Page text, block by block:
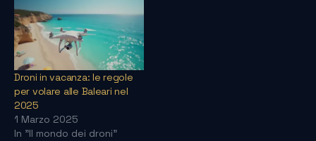
Droni in vacanza: le regole
per volare alle Baleari nel
2025
1 Marzo 2025
In "Il mondo dei droni"